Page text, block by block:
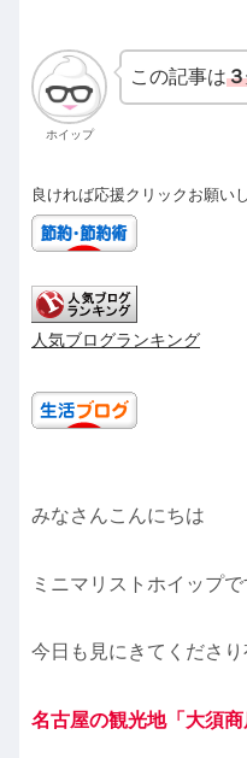
ホイップ
この記事は
良ければ応援クリックお願い
人気ブログランキング
みなさんこんにちは
ミニマリストホイップで
今日も見にきてくださり
名古屋の観光地「大須商